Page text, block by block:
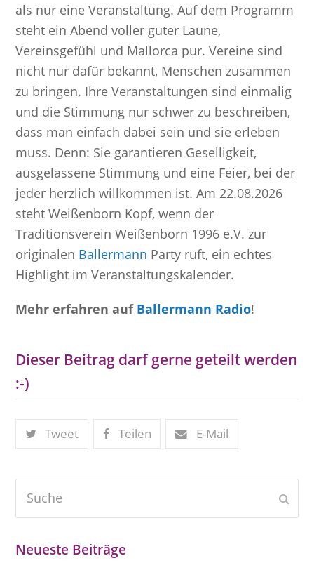
als nur eine Veranstaltung. Auf dem Programm
steht ein Abend voller guter Laune,
Vereinsgefühl und Mallorca pur. Vereine sind
nicht nur dafür bekannt, Menschen zusammen
zu bringen. Ihre Veranstaltungen sind einmalig
und die Stimmung nur schwer zu beschreiben,
dass man einfach dabei sein und sie erleben
muss. Denn: Sie garantieren Geselligkeit,
ausgelassene Stimmung und eine Feier, bei der
jeder herzlich willkommen ist. Am 22.08.2026
steht Weißenborn Kopf, wenn der
Traditionsverein Weißenborn 1996 e.V. zur
originalen Ballermann Party ruft, ein echtes
Highlight im Veranstaltungskalender.
Mehr erfahren auf Ballermann Radio!
Dieser Beitrag darf gerne geteilt werden
:-)
Tweet Teilen E-Mail
Neueste Beiträge